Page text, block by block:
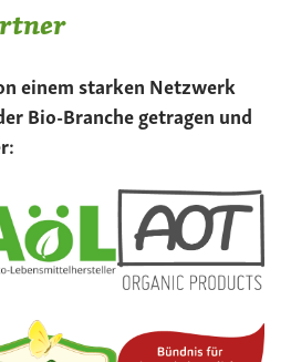
einem starken Netzwerk
Bio-Branche getragen und